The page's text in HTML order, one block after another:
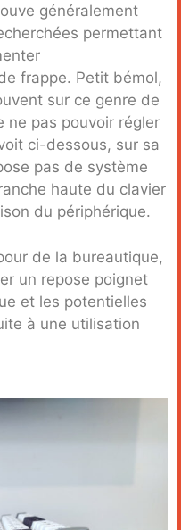
généralement
permettant
frappe. Petit bémol,
sur ce genre de
ne pas pouvoir régler
ci-dessous, sur sa
pas de système
haute du clavier
du périphérique.
de la bureautique,
un repose poignet
et les potentielles
à une utilisation